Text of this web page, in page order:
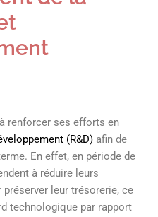
renforcer ses efforts en
(R&D) afin de
En effet, en période de
à réduire leurs
leur trésorerie, ce
technologique par rapport